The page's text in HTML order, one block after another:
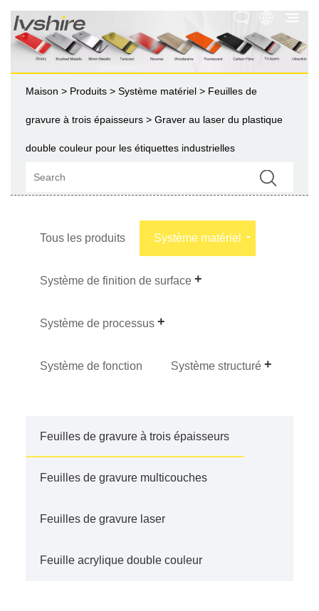
Maison > Produits> Système matériel> Feuilles de
gravure à trois épaisseurs> Graver au laser du plastique
double couleur pour les étiquettes industrielles
Tous les produits Système matériel
Système de finition de surface
Système de processus
Système de fonction Système structuré
Feuilles de gravure à trois épaisseurs
Feuilles de gravure multicouches
Feuilles de gravure laser
Feuille acrylique double couleur